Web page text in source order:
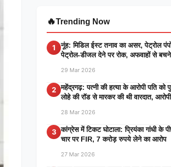
🔥Trending Now
1
नूंह: मिडिल ईस्ट तनाव का असर, पेट्रोल
पेट्रोल-डीजल देने पर रोक, अफवाहों से
29 Mar 2026
2
महेंद्रगढ़: पत्नी की हत्या के आरोपी पति को
लोहे की रॉड से मारकर की थी वारदात,
28 Mar 2026
3 कांग्रेस में टिकट घोटाला: प्रियंका गांधी के
चार पर FIR, 7 करोड़ रुपये लेने का आरोप
27 Mar 2026